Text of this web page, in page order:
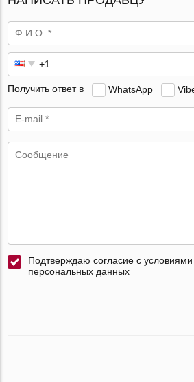
Получить ответ в WhatsApp
Подтверждаю согласие с
персональных данных